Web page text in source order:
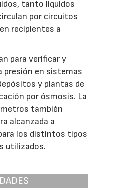
tanto líquidos
por circuitos
recipientes a
para verificar y
presión en sistemas
y plantas de
por ósmosis. La
también
alcanzada a
los distintos tipos
utilizados.